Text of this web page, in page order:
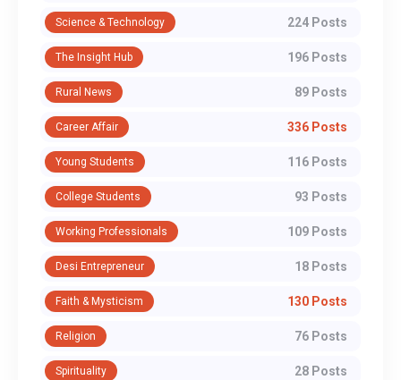
Science & Technology 224 Posts
The Insight Hub 196 Posts
Rural News 89 Posts
Career Affair 336 Posts
Young Students 116 Posts
College Students 93 Posts
Working Professionals 109 Posts
Desi Entrepreneur 18 Posts
Faith & Mysticism 130 Posts
Religion 76 Posts
Spirituality 28 Posts